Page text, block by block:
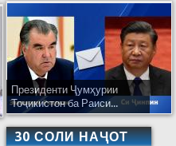
Президенти Ҷумҳурии
Тоҷикистон ба Раиси...
30 СОЛИ НАҶОТ